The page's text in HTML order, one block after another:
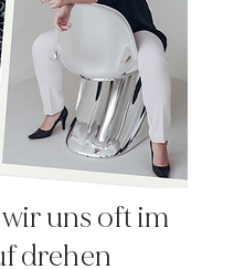
uns oft im
drehen